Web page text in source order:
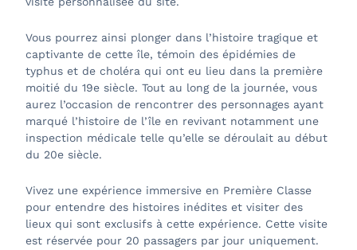
Vous pourrez ainsi plonger dans l’histoire tragique et
captivante de cette île, témoin des épidémies de
typhus et de choléra qui ont eu lieu dans la première
moitié du 19e siècle. Tout au long de la journée, vous
aurez l’occasion de rencontrer des personnages ayant
marqué l’histoire de l’île en revivant notamment une
inspection médicale telle qu’elle se déroulait au début
du 20e siècle.
Vivez une expérience immersive en Première Classe
pour entendre des histoires inédites et visiter des
lieux qui sont exclusifs à cette expérience. Cette visite
est réservée pour 20 passagers par jour uniquement.